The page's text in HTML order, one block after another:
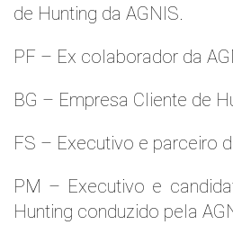
de Hunting da AGNIS.
PF – Ex colaborador da
BG – Empresa Cliente de
FS – Executivo e parceiro
PM – Executivo e
Hunting conduzido pela